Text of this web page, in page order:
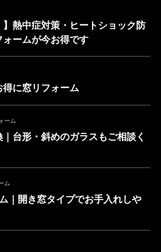
】熱中症対策・ヒートショック防
ォームが今お得です
に窓リフォーム
ーム
台形・斜めのガラスもご相談く
ム
｜開き窓タイプでお手入れしや